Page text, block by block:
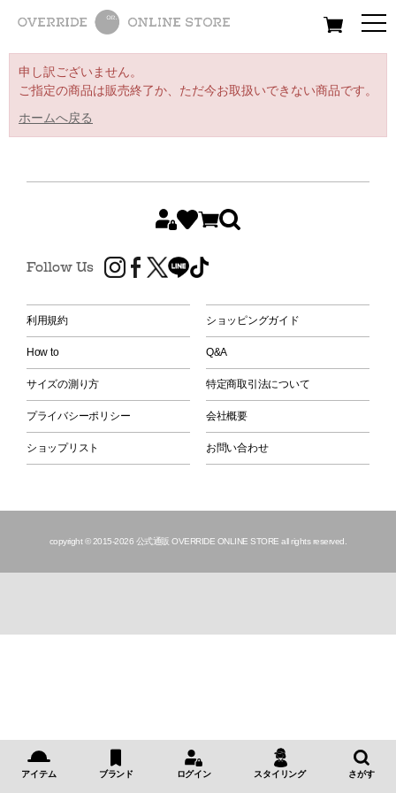
All Women Men
申し訳ございません。
ご指定の商品は販売終了か、ただ今お取扱いできない商品です。
ホームへ戻る
Follow Us
利用規約 ショッピングガイド
How to Q&A
サイズの測り方 特定商取引法について
プライバシーポリシー 会社概要
ショップリスト お問い合わせ
copyright © 2015-2026 公式通販 OVERRIDE ONLINE STORE all rights reserved.
アイテム ブランド ログイン スタイリング さがす